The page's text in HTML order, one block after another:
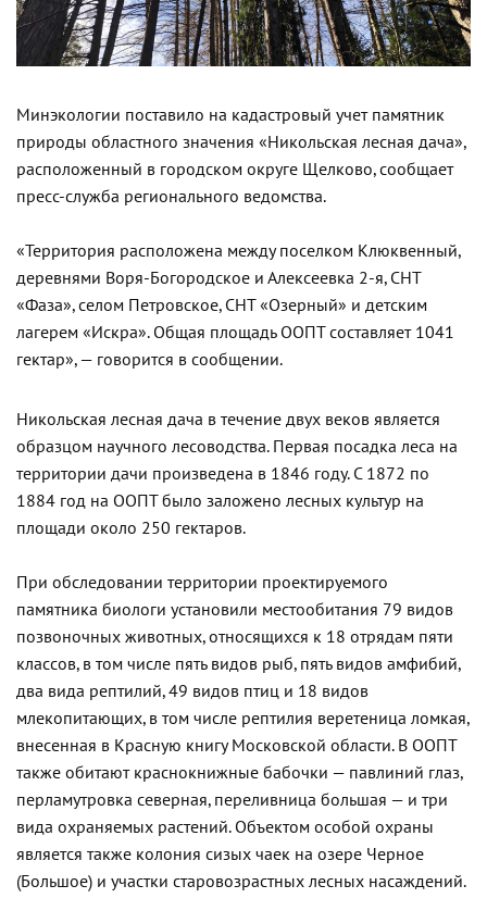
Минэкологии поставило на кадастровый учет памятник
природы областного значения «Никольская лесная дача»,
расположенный в городском округе Щелково, сообщает
пресс-служба регионального ведомства.
«Территория расположена между поселком Клюквенный,
деревнями Воря-Богородское и Алексеевка 2-я, СНТ
«Фаза», селом Петровское, СНТ «Озерный» и детским
лагерем «Искра». Общая площадь ООПТ составляет 1041
гектар», — говорится в сообщении.
Никольская лесная дача в течение двух веков является
образцом научного лесоводства. Первая посадка леса на
территории дачи произведена в 1846 году. С 1872 по
1884 год на ООПТ было заложено лесных культур на
площади около 250 гектаров.
При обследовании территории проектируемого
памятника биологи установили местообитания 79 видов
позвоночных животных, относящихся к 18 отрядам пяти
классов, в том числе пять видов рыб, пять видов амфибий,
два вида рептилий, 49 видов птиц и 18 видов
млекопитающих, в том числе рептилия веретеница ломкая,
внесенная в Красную книгу Московской области. В ООПТ
также обитают краснокнижные бабочки — павлиний глаз,
перламутровка северная, переливница большая — и три
вида охраняемых растений. Объектом особой охраны
является также колония сизых чаек на озере Черное
(Большое) и участки старовозрастных лесных насаждений.